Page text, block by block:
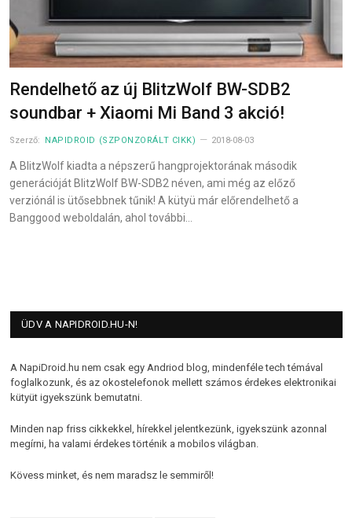
Rendelhető az új BlitzWolf BW-SDB2
soundbar + Xiaomi Mi Band 3 akció!
Szerző: NAPIDROID (SZPONZORÁLT CIKK) 2018-08-03
A BlitzWolf kiadta a népszerű hangprojektorának második
generációját BlitzWolf BW-SDB2 néven, ami még az előző
verziónál is ütősebbnek tűnik! A kütyü már előrendelhető a
Banggood weboldalán, ahol további…
ÜDV A NAPIDROID.HU-N!
A NapiDroid.hu nem csak egy Andriod blog, mindenféle tech témával
foglalkozunk, és az okostelefonok mellett számos érdekes elektronikai
kütyüt igyekszünk bemutatni.
Minden nap friss cikkekkel, hírekkel jelentkezünk, igyekszünk azonnal
megírni, ha valami érdekes történik a mobilos világban.
Kövess minket, és nem maradsz le semmiről!